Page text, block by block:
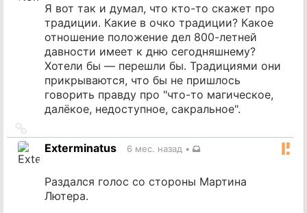
Я вот так и думал, что кто-то скажет про
традиции. Какие в очко традиции? Какое
отношение положение дел 800-летней
давности имеет к дню сегодняшнему?
Хотели бы — перешли бы. Традициями они
прикрываются, что бы не пришлось
говорить правду про "что-то магическое,
далёкое, недоступное, сакральное".
на
источник
Exterminatus 6 мес. назад •
Раздался голос со стороны Мартина
Лютера.